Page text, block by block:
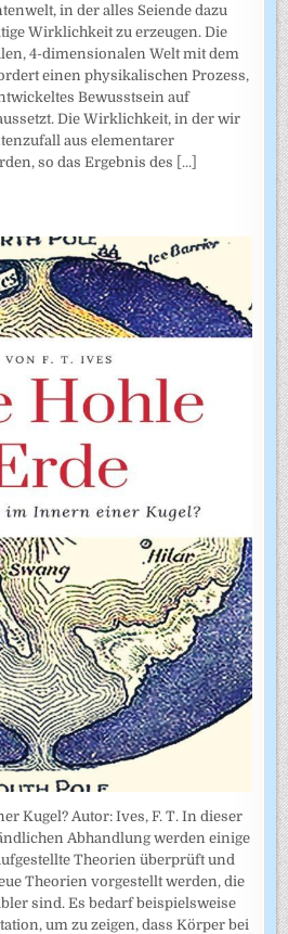
in der alles Seiende dazu
Wirklichkeit zu erzeugen. Die
4-dimensionalen Welt mit dem
einen physikalischen Prozess,
Bewusstsein auf
Die Wirklichkeit, in der wir
aus elementarer
so das Ergebnis des [...]
Kugel? Autor: Ives, F. T. In dieser
Abhandlung werden einige
Theorien überprüft und
Theorien vorgestellt werden, die
sind. Es bedarf beispielsweise
um zu zeigen, dass Körper bei